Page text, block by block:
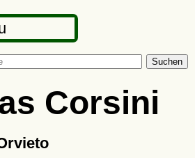
Suchen
Corsini